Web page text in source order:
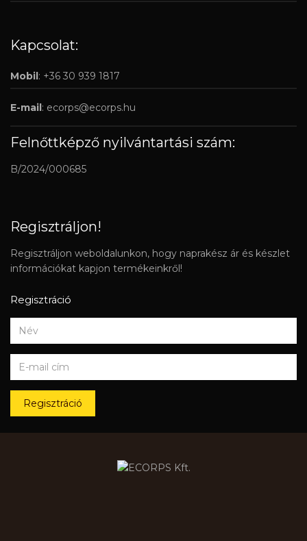
Kapcsolat:
Mobil : +36 30 939 1817
E-mail : ecorps@ecorps.hu
Felnőttképző nyilvántartási szám:
B/2024/000685
Regisztráljon!
Regisztráljon weboldalunkon, hogy naprakész ár és készlet
információkat kapjon termékeinkről!
Regisztráció
Regisztráció